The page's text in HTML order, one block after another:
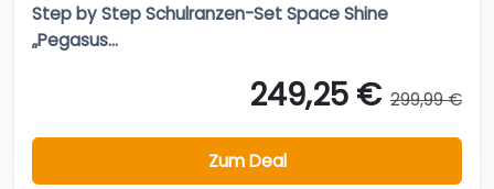
Step by Step Schulranzen-Set Space Shine
„Pegasus...
249,25 € 299,99 €
Zum Deal